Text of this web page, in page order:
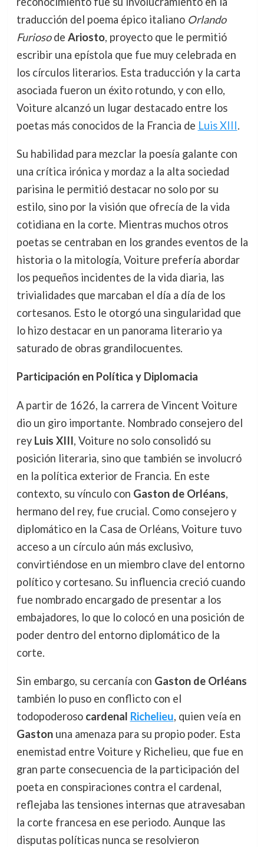
traducción del poema épico italiano Orlando
Furiosode Ariosto, proyecto que le permitió
escribir una epístola que fue muy celebrada en
los círculos literarios. Esta traducción y la carta
asociada fueron un éxito rotundo, y con ello,
Voiture alcanzó un lugar destacado entre los
poetas más conocidos de la Francia de Luis XIII.
Su habilidad para mezclar la poesía galante con
una crítica irónica y mordaz a la alta sociedad
parisina le permitió destacar no solo por su
estilo, sino por la visión que ofrecía de la vida
cotidiana en la corte. Mientras muchos otros
poetas se centraban en los grandes eventos de la
historia o la mitología, Voiture prefería abordar
los pequeños incidentes de la vida diaria, las
trivialidades que marcaban el día a día de los
cortesanos. Esto le otorgó una singularidad que
lo hizo destacar en un panorama literario ya
saturado de obras grandilocuentes.
Participación en Política y Diplomacia
A partir de 1626, la carrera de Vincent Voiture
dio un giro importante. Nombrado consejero del
rey Luis XIII, Voiture no solo consolidó su
posición literaria, sino que también se involucró
en la política exterior de Francia. En este
contexto, su vínculo con Gaston de Orléans,
hermano del rey, fue crucial. Como consejero y
diplomático en la Casa de Orléans, Voiture tuvo
acceso a un círculo aún más exclusivo,
convirtiéndose en un miembro clave del entorno
político y cortesano. Su influencia creció cuando
fue nombrado encargado de presentar a los
embajadores, lo que lo colocó en una posición de
poder dentro del entorno diplomático de la
corte.
Sin embargo, su cercanía con Gaston de Orléans
también lo puso en conflicto con el
todopoderoso cardenal Richelieu, quien veía en
Gastonuna amenaza para su propio poder. Esta
enemistad entre Voiture y Richelieu, que fue en
gran parte consecuencia de la participación del
poeta en conspiraciones contra el cardenal,
reflejaba las tensiones internas que atravesaban
la corte francesa en ese periodo. Aunque las
disputas políticas nunca se resolvieron